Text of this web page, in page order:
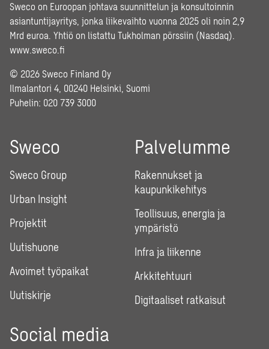
Sweco on Euroopan johtava suunnittelun ja konsultoinnin
asiantuntijayritys, jonka liikevaihto vuonna 2025 oli noin 2,9
Mrd euroa. Yhtiö on listattu Tukholman pörssiin (Nasdaq).
www.sweco.fi
© 2026 Sweco Finland Oy
Ilmalantori 4, 00240 Helsinki, Suomi
Puhelin: 020 739 3000
Sweco
Sweco Group
Urban Insight
Projektit
Uutishuone
Avoimet työpaikat
Uutiskirje
Palvelumme
Rakennukset ja
kaupunkikehitys
Teollisuus, energia ja
ympäristö
Infra ja liikenne
Arkkitehtuuri
Digitaaliset ratkaisut
Social media